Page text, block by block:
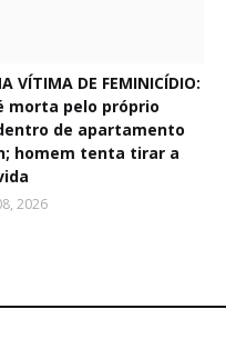
VÍTIMA DE FEMINICÍDIO:
morta pelo próprio
de apartamento
homem tenta tirar a
2026